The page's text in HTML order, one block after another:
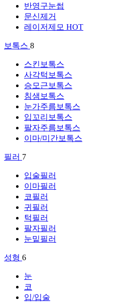
반영구눈썹
문신제거
레이저제모 HOT
보톡스 8
스킨보톡스
사각턱보톡스
승모근보톡스
침샘보톡스
눈가주름보톡스
입꼬리보톡스
팔자주름보톡스
이마/미간보톡스
필러 7
입술필러
이마필러
코필러
귀필러
턱필러
팔자필러
눈밑필러
성형 6
눈
코
입/입술